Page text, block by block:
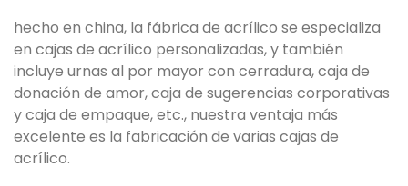
hecho en china, la fábrica de acrílico se especializa
en cajas de acrílico personalizadas, y también
incluye urnas al por mayor con cerradura, caja de
donación de amor, caja de sugerencias corporativas
y caja de empaque, etc., nuestra ventaja más
excelente es la fabricación de varias cajas de
acrílico.